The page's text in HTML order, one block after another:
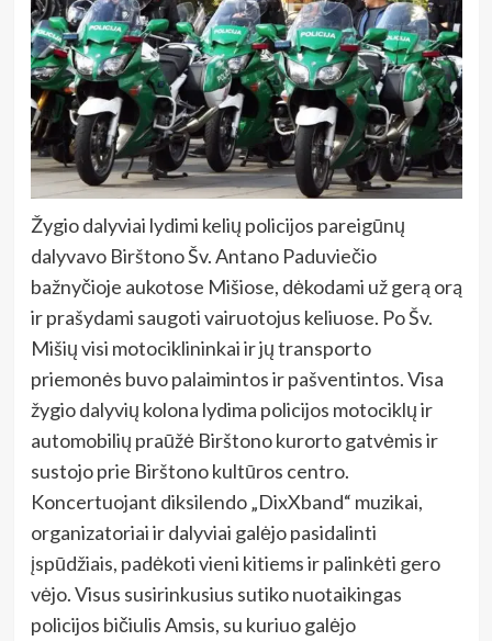
Žygio dalyviai lydimi kelių policijos pareigūnų
dalyvavo Birštono Šv. Antano Paduviečio
bažnyčioje aukotose Mišiose, dėkodami už gerą orą
ir prašydami saugoti vairuotojus keliuose. Po Šv.
Mišių visi motociklininkai ir jų transporto
priemonės buvo palaimintos ir pašventintos. Visa
žygio dalyvių kolona lydima policijos motociklų ir
automobilių praūžė Birštono kurorto gatvėmis ir
sustojo prie Birštono kultūros centro.
Koncertuojant diksilendo „DixXband“ muzikai,
organizatoriai ir dalyviai galėjo pasidalinti
įspūdžiais, padėkoti vieni kitiems ir palinkėti gero
vėjo. Visus susirinkusius sutiko nuotaikingas
policijos bičiulis Amsis, su kuriuo galėjo